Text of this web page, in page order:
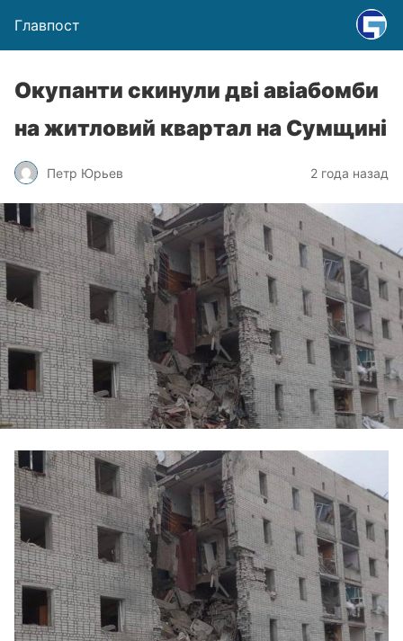
Главпост
Окупанти скинули дві авіабомби
на житловий квартал на Сумщині
Петр Юрьев 2 года назад